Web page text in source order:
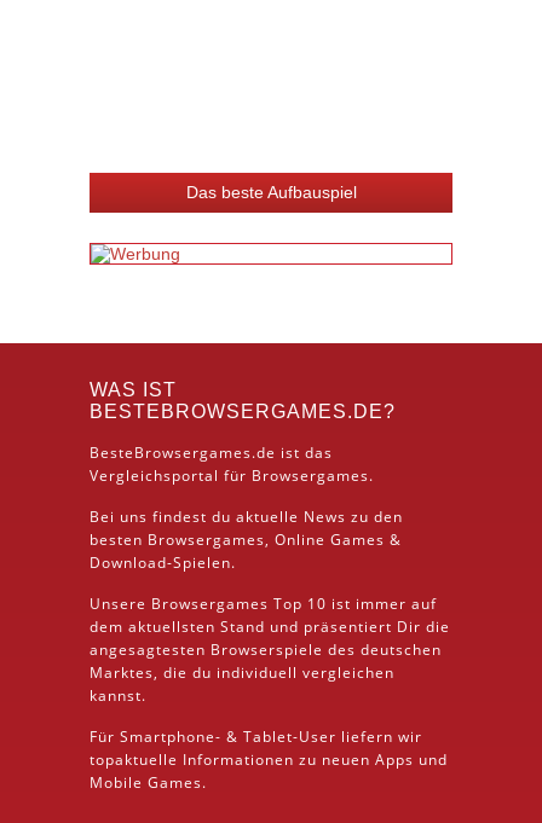
Das beste Aufbauspiel
WAS IST
BESTEBROWSERGAMES.DE?
BesteBrowsergames.de ist das
Vergleichsportal für Browsergames.
Bei uns findest du aktuelle News zu den
besten Browsergames, Online Games &
Download-Spielen.
Unsere Browsergames Top 10 ist immer auf
dem aktuellsten Stand und präsentiert Dir die
angesagtesten Browserspiele des deutschen
Marktes, die du individuell vergleichen
kannst.
Für Smartphone- & Tablet-User liefern wir
topaktuelle Informationen zu neuen Apps und
Mobile Games.